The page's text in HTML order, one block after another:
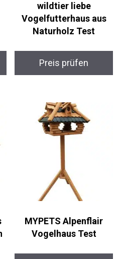
wildtier liebe
Vogelfutterhaus aus
Naturholz Test
Preis prüfen
MYPETS Alpenflair
Vogelhaus Test